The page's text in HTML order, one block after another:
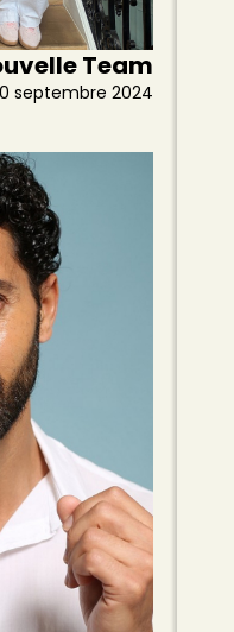
Team
septembre 2024